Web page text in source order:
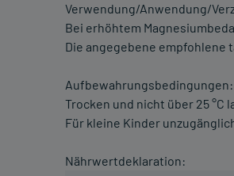
Verwendung/Anwendung/
Bei erhöhtem
Die angegebene empfohlene
Aufbewahrungsbedingungen:
Trocken und nicht über 25 °C
Für kleine Kinder
Nährwertdeklaration: